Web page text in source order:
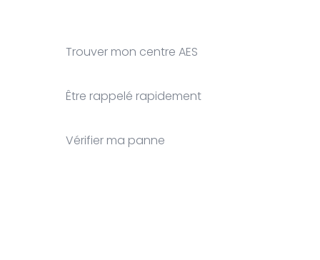
Trouver mon centre AES
Être rappelé rapidement
Vérifier ma panne